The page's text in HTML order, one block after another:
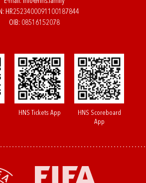
HR2523400091100187844
OIB: 08516152078
HNS Tickets App
HNS Scoreboard
App